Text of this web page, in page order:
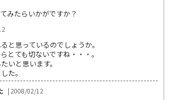
みたらいかがですか？
と思っているのでしょうか。
とても切ないですね・・・。
いと思います。
た。
| 2008/02/12